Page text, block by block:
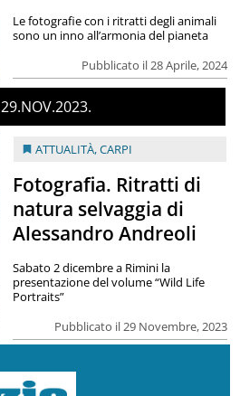
Pubblicato il 28 Aprile, 2024
Le fotografie con i ritratti degli animali
sono un inno all’armonia del pianeta
29 NOV2023
ATTUALITÀ,CARPI
Fotografia. Ritratti di
natura selvaggia di
Alessandro Andreoli
Pubblicato il 29 Novembre, 2023
Sabato 2 dicembre a Rimini la
presentazione del volume “Wild Life
Portraits”